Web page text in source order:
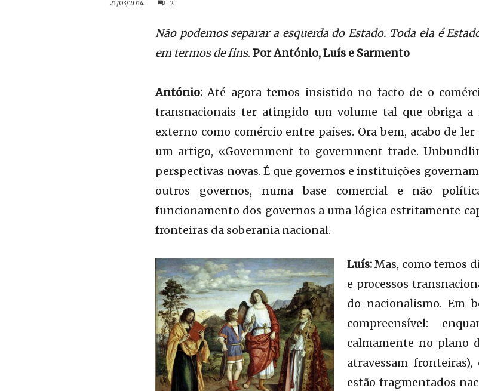
21/03/2014 2
Não podemos separar a esquerda do Estado. Toda ela é
em termos de fins. Por António, Luís e Sarmento
António: Até agora temos insistido no facto de o
transnacionais ter atingido um volume tal que obriga a
externo como comércio entre países. Ora bem, acabo de ler
um artigo, «Government-to-government trade.
perspectivas novas. É que governos e instituições
outros governos, numa base comercial e não
funcionamento dos governos a uma lógica estritamente
fronteiras da soberania nacional.
Luís:Mas, como temos
e processos
do nacionalismo. Em
compreensível:
calmamente no plano
atravessam
estão fragmentados